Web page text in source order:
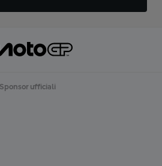
Sponsor ufficiali